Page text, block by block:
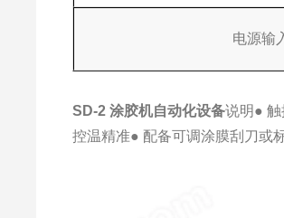
电源输
SD-2涂胶机自动化设备说明●
控温精准● 配备可调涂膜刮刀或